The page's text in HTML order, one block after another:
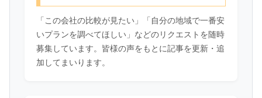
「この会社の比較が見たい」「自分の地域で一番安
いプランを調べてほしい」などのリクエストを随時
募集しています。皆様の声をもとに記事を更新・追
加してまいります。